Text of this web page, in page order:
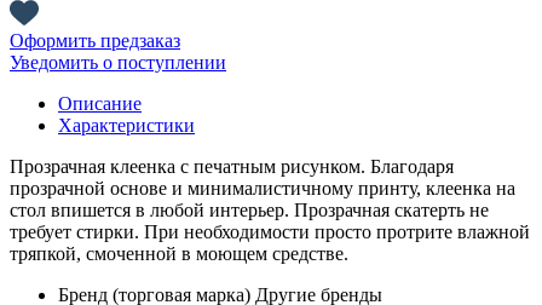
Оформить предзаказ
Уведомить о поступлении
Описание
Характеристики
Прозрачная клеенка с печатным рисунком. Благодаря
прозрачной основе и минималистичному принту, клеенка на
стол впишется в любой интерьер. Прозрачная скатерть не
требует стирки. При необходимости просто протрите влажной
тряпкой, смоченной в моющем средстве.
Бренд (торговая марка) Другие бренды